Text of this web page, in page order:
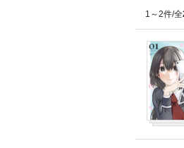
1～2件/全